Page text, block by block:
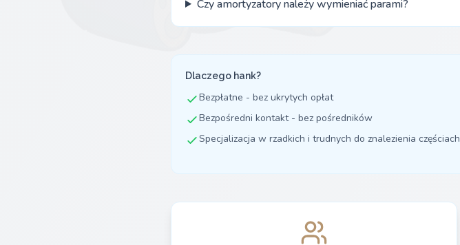
Czy amortyzatory należy wymieniać parami?
Dlaczego hank?
Bezpłatne - bez ukrytych opłat
Bezpośredni kontakt - bez pośredników
Specjalizacja w rzadkich i trudnych do znalezienia częściach